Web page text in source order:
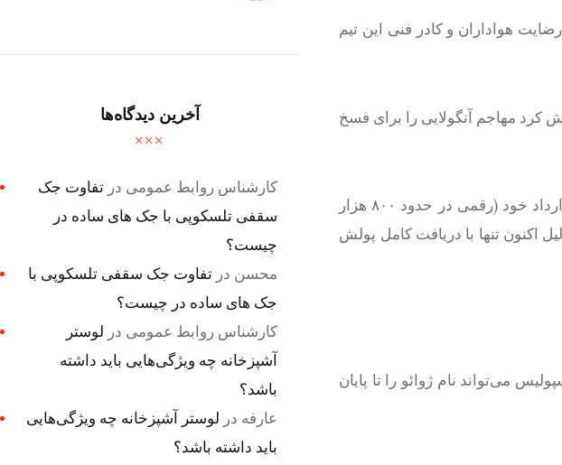
هواداران و کادر فنی این تیم
کرد مهاجم آنگولایی را برای فسخ
ژوائو و مدیر برنامه‌های او به بادامکی اعلام کرده‌اند حاضر به فسخ قرارداد نیستند؛ مگر اینکه کل مبلغ قرارداد خود (رقمی در حدود ۸۰۰ هزار
اکنون تنها با دریافت کامل پولش
و مشخص نیست پرسپولیس می‌تواند نام ژوائو را تا پایان
آخرین دیدگاه‌ها
کارشناس روابط عمومی در تفاوت جک
سقفی تلسکوپی با جک های ساده در
چیست؟
محسن در تفاوت جک سقفی تلسکوپی با
جک های ساده در چیست؟
کارشناس روابط عمومی در لوستر
آشپزخانه چه ویژگی‌هایی باید داشته
باشد؟
عارفه در لوستر آشپزخانه چه ویژگی‌هایی
باید داشته باشد؟